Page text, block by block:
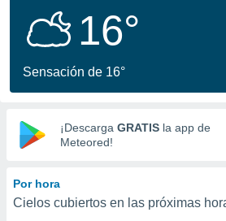
que se
calidad.
a este
las
y
digital
basada
16°
Sensación de 16°
¡Descarga GRATIS la app de
Meteored!
Por hora
Cielos cubiertos en las próximas